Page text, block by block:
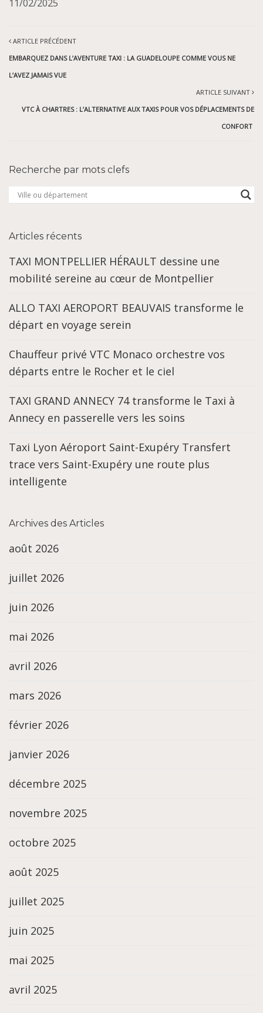
11/02/2025
ARTICLE PRÉCÉDENT
EMBARQUEZ DANS L’AVENTURE TAXI : LA GUADELOUPE COMME VOUS NE
L’AVEZ JAMAIS VUE
ARTICLE SUIVANT
VTC À CHARTRES : L’ALTERNATIVE AUX TAXIS POUR VOS DÉPLACEMENTS DE
CONFORT
Recherche par mots clefs
Articles récents
TAXI MONTPELLIER HÉRAULT dessine une
mobilité sereine au cœur de Montpellier
ALLO TAXI AEROPORT BEAUVAIS transforme le
départ en voyage serein
Chauffeur privé VTC Monaco orchestre vos
départs entre le Rocher et le ciel
TAXI GRAND ANNECY 74 transforme le Taxi à
Annecy en passerelle vers les soins
Taxi Lyon Aéroport Saint-Exupéry Transfert
trace vers Saint-Exupéry une route plus
intelligente
Archives des Articles
août 2026
juillet 2026
juin 2026
mai 2026
avril 2026
mars 2026
février 2026
janvier 2026
décembre 2025
novembre 2025
octobre 2025
août 2025
juillet 2025
juin 2025
mai 2025
avril 2025